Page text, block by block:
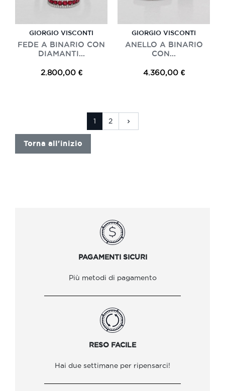
GIORGIO VISCONTI
FEDE A BINARIO CON
DIAMANTI...
2.800,00 €
GIORGIO VISCONTI
ANELLO A BINARIO
CON...
4.360,00 €
1 2 keyboard_arrow_right
Torna all'inizio
PAGAMENTI SICURI
Più metodi di pagamento
RESO FACILE
Hai due settimane per ripensarci!